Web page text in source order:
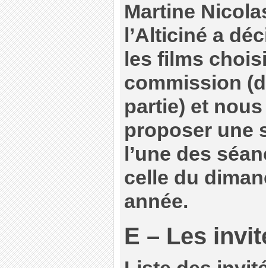
Martine
l’Alticiné a
les films
commission
partie) et
proposer une
l’une des
celle du
année.
E – Les